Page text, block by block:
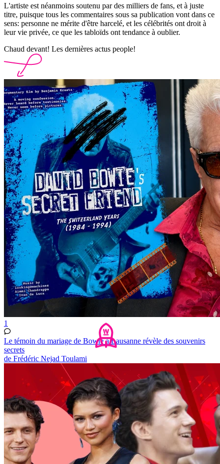
L'artiste est néanmoins soutenu par des milliers de fans, et à juste
titre, puisque tous les commentaires sous sa publication vont dans ce
sens: personne ne mérite d'être harcelé, et les célébrités ont droit à
leur vie privée, ce que les tabloïds ont tendance à oublier.
Chaud devant! Les dernières actus people!
1
Le témoin du mariage de Bowie à Lausanne révèle des souvenirs
secrets
de Frédéric Nejad Toulami